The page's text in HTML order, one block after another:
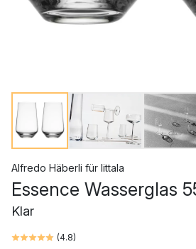
Alfredo Häberli für Iittala
Essence Wasserglas
Klar
(4.8)